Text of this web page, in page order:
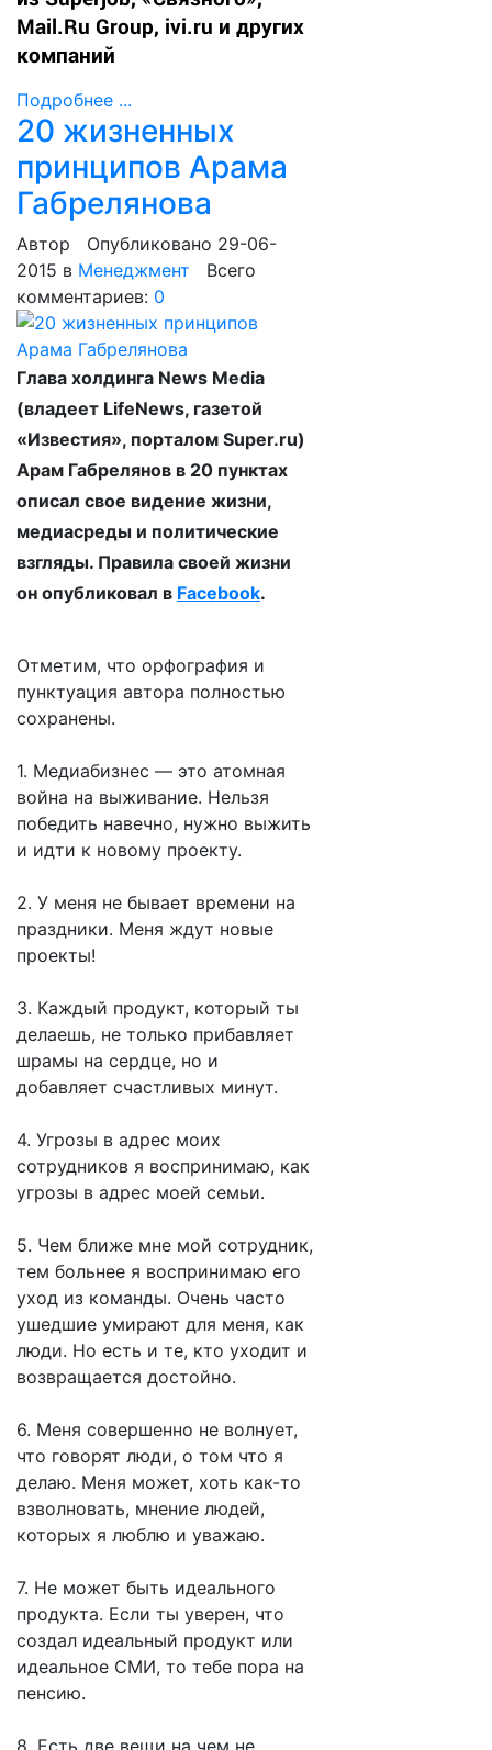
Mail.Ru Group, ivi.ru и других
компаний
Подробнее ...
20 жизненных
принципов Арама
Габрелянова
Автор
Опубликовано 29-06-
2015 в Менеджмент Всего
комментариев: 0
Глава холдинга News Media
(владеет LifeNews, газетой
«Известия», порталом Super.ru)
Арам Габрелянов в 20 пунктах
описал свое видение жизни,
медиасреды и политические
взгляды. Правила своей жизни
он опубликовал в Facebook.
Отметим, что орфография и
пунктуация автора полностью
сохранены.
1. Медиабизнес — это атомная
война на выживание. Нельзя
победить навечно, нужно выжить
и идти к новому проекту.
2. У меня не бывает времени на
праздники. Меня ждут новые
проекты!
3. Каждый продукт, который ты
делаешь, не только прибавляет
шрамы на сердце, но и
добавляет счастливых минут.
4. Угрозы в адрес моих
сотрудников я воспринимаю, как
угрозы в адрес моей семьи.
5. Чем ближе мне мой сотрудник,
тем больнее я воспринимаю его
уход из команды. Очень часто
ушедшие умирают для меня, как
люди. Но есть и те, кто уходит и
возвращается достойно.
6. Меня совершенно не волнует,
что говорят люди, о том что я
делаю. Меня может, хоть как-то
взволновать, мнение людей,
которых я люблю и уважаю.
7. Не может быть идеального
продукта. Если ты уверен, что
создал идеальный продукт или
идеальное СМИ, то тебе пора на
пенсию.
8. Есть две вещи на чем не